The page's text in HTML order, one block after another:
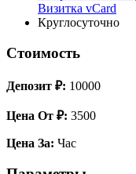
Визитка vCard
Круглосуточно
Стоимость
Депозит ₽: 10000
Цена От ₽: 3500
Цена За: Час